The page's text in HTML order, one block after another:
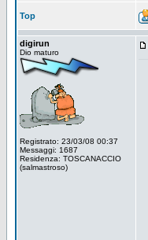
Top
digirun
Dio maturo
Registrato: 23/03/08 00:37
Messaggi: 1687
Residenza: TOSCANACCIO
(salmastroso)